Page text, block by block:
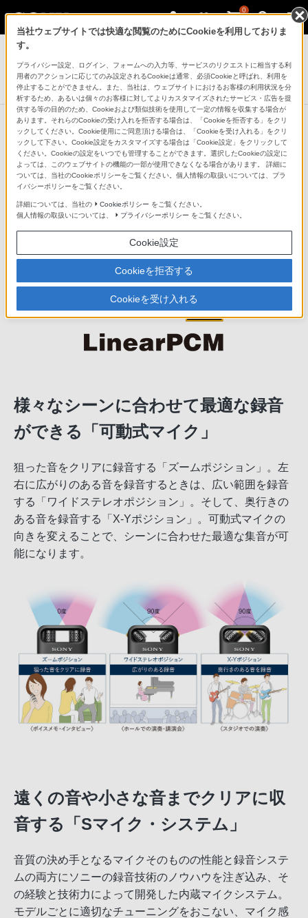
0
ICレコーダー／集音器
リニアPCMレコーダー
PCM-A10
リニアPCM 96kHz/24bitのハイレゾ
録音に対応
原音をありのままに録音するため、楽器演奏や野外での
生録などを臨場感あふれる高音質で記録できます。音源
を圧縮しないリニアPCM形式で、音楽CDの約3倍の情報
量をもつ「96kHz/24bit」録音が可能です。
様々なシーンに合わせて最適な録音
ができる「可動式マイク」
狙った音をクリアに録音する「ズームポジション」。左
右に広がりのある音を録音するときは、広い範囲を録音
する「ワイドステレオポジション」。そして、奥行きの
ある音を録音する「X-Yポジション」。可動式マイクの
向きを変えることで、シーンに合わせた最適な集音が可
能になります。
遠くの音や小さな音までクリアに収
音する「Sマイク・システム」
音質の決め手となるマイクそのものの性能と録音システ
ムの両方にソニーの録音技術のノウハウを注ぎ込み、そ
の経験と技術力によって開発した内蔵マイクシステム。
モデルごとに適切なチューニングをおこない、マイク感
当社ウェブサイトでは快適な閲覧のためにCookieを利用しておりま
す。
プライバシー設定、ログイン、フォームへの入力等、サービスのリクエストに相当する利
用者のアクションに応じてのみ設定されるCookieは通常、必須Cookieと呼ばれ、利用を
停止することができません。また、当社は、ウェブサイトにおけるお客様の利用状況を分
析するため、あるいは個々のお客様に対してよりカスタマイズされたサービス・広告を提
供する等の目的のため、Cookieおよび類似技術を使用して一定の情報を収集する場合が
あります。それらのCookieの受け入れを拒否する場合は、「Cookieを拒否する」をクリ
ックしてください。Cookie使用にご同意頂ける場合は、「Cookieを受け入れる」をクリ
ックして下さい。Cookie設定をカスタマイズする場合は「Cookie設定」をクリックして
ください。Cookieの設定をいつでも管理することができます。選択したCookieの設定に
よっては、このウェブサイトの機能の一部が使用できなくなる場合があります。 詳細に
ついては、当社のCookieポリシーをご覧ください。個人情報の取扱いについては、プラ
イバシーポリシーをご覧ください。
詳細については、当社の Cookieポリシー をご覧ください。
個人情報の取扱いについては、
プライバシーポリシー をご覧ください。
Cookie設定
Cookieを拒否する
Cookieを受け入れる